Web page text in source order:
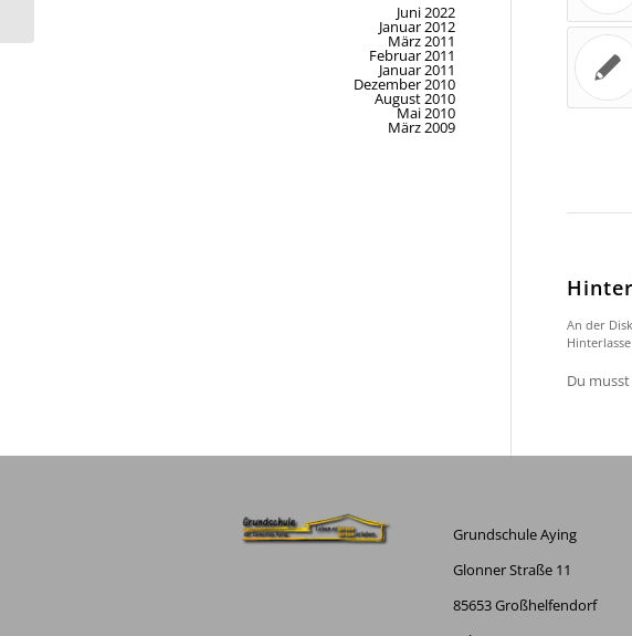
An der
Du musst
Juni 2022
Januar 2012
März 2011
Februar 2011
Januar 2011
Dezember 2010
August 2010
Mai 2010
März 2009
Grundschule Aying
Glonner Straße 11
85653 Großhelfendorf